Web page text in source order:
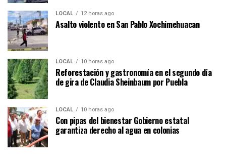
LOCAL 12 horas ago
Asalto violento en San Pablo Xochimehuacan
LOCAL 10 horas ago
Reforestación y gastronomía en el segundo día
de gira de Claudia Sheinbaum por Puebla
LOCAL 10 horas ago
Con pipas del bienestar Gobierno estatal
garantiza derecho al agua en colonias